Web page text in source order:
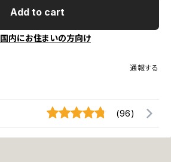
Add to cart
内にお住まいの方向け
通報する
(96)